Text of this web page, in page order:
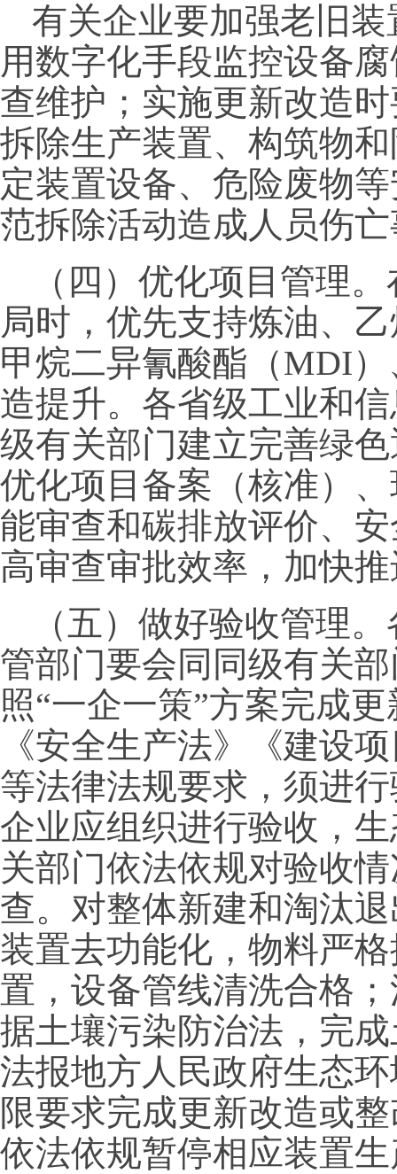
有关企业要加强老旧
用数字化手段监控设备
查维护；实施更新改造
拆除生产装置、构筑物
定装置设备、危险废物
范拆除活动造成人员伤
（四）优化项目管理
局时，优先支持炼油、
甲烷二异氰酸酯（MDI
造提升。各省级工业和
级有关部门建立完善绿
优化项目备案（核准）
能审查和碳排放评价、
高审查审批效率，加快
（五）做好验收管理
管部门要会同同级有关
照“一企一策”方案完成
《安全生产法》《建设
等法律法规要求，须进
企业应组织进行验收，
关部门依法依规对验收
查。对整体新建和淘汰
装置去功能化，物料严
置，设备管线清洗合格
据土壤污染防治法，完
法报地方人民政府生态
限要求完成更新改造或
依法依规暂停相应装置